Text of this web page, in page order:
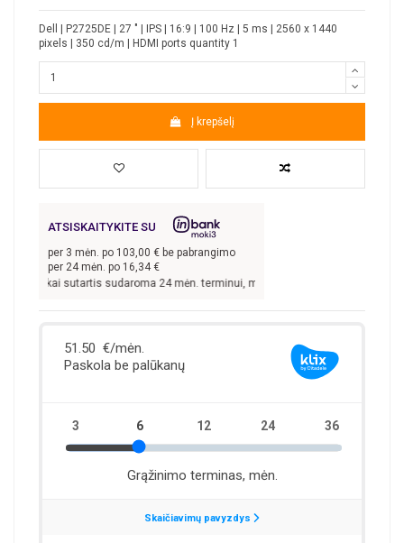
Dell | P2725DE | 27 " | IPS | 16:9 | 100 Hz | 5 ms | 2560 x 1440
pixels | 350 cd/m | HDMI ports quantity 1
Į krepšelį
ATSISKAITYKITE SU
per 3 mėn. po 103,00 € be pabrangimo
per 24 mėn. po 16,34€
€, kai sutartis sudaroma 24 mėn. terminui, metinė palūkanų norma –